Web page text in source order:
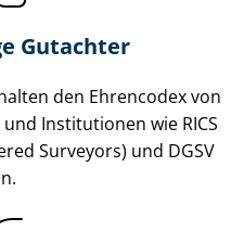
Gutachter
den Ehrencodex von
Institutionen wie RICS
Surveyors) und DGSV